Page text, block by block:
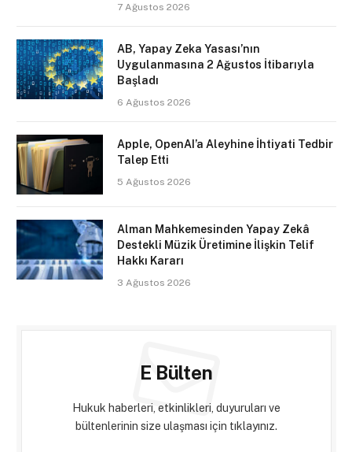
7 Ağustos 2026
AB, Yapay Zeka Yasası’nın
Uygulanmasına 2 Ağustos İtibarıyla
Başladı
6 Ağustos 2026
Apple, OpenAI’a Aleyhine İhtiyati Tedbir
Talep Etti
5 Ağustos 2026
Alman Mahkemesinden Yapay Zekâ
Destekli Müzik Üretimine İlişkin Telif
Hakkı Kararı
3 Ağustos 2026
E Bülten
Hukuk haberleri, etkinlikleri, duyuruları ve
bültenlerinin size ulaşması için tıklayınız.